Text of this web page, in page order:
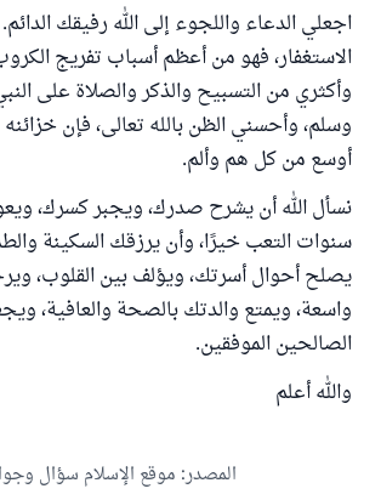
اجعلي الدعاء واللجوء إلى الله رفيقك
الاستغفار، فهو من أعظم أسباب تفريج
وأكثري من التسبيح والذكر والصلاة على
وسلم، وأحسني الظن بالله تعالى، فإن
أوسع من كل هم وألم.
نسأل الله أن يشرح صدرك، ويجبر كسرك،
سنوات التعب خيرًا، وأن يرزقك السكينة
يصلح أحوال أسرتك، ويؤلف بين القلوب،
واسعة، ويمتع والدتك بالصحة والعافية،
الصالحين الموفقين.
والله أعلم
المصدر: موقع الإسلام سؤال